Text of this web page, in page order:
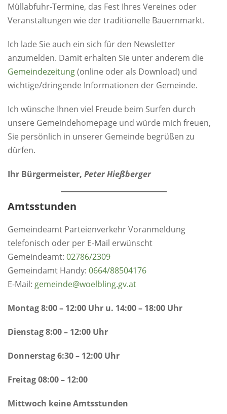
Müllabfuhr-Termine, das Fest Ihres Vereines oder
Veranstaltungen wie der traditionelle Bauernmarkt.
Ich lade Sie auch ein sich für den Newsletter
anzumelden. Damit erhalten Sie unter anderem die
Gemeindezeitung(online oder als Download) und
wichtige/dringende Informationen der Gemeinde.
Ich wünsche Ihnen viel Freude beim Surfen durch
unsere Gemeindehomepage und würde mich freuen,
Sie persönlich in unserer Gemeinde begrüßen zu
dürfen.
Ihr Bürgermeister, Peter Hießberger
Amtsstunden
Gemeindeamt Parteienverkehr Voranmeldung
telefonisch oder per E-Mail erwünscht
Gemeindeamt: 02786/2309
Gemeindamt Handy: 0664/88504176
E-Mail: gemeinde@woelbling.gv.at
Montag 8:00 – 12:00 Uhr u. 14:00 – 18:00 Uhr
Dienstag 8:00 – 12:00 Uhr
Donnerstag 6:30 – 12:00 Uhr
Freitag 08:00 – 12:00
Mittwoch keine Amtsstunden